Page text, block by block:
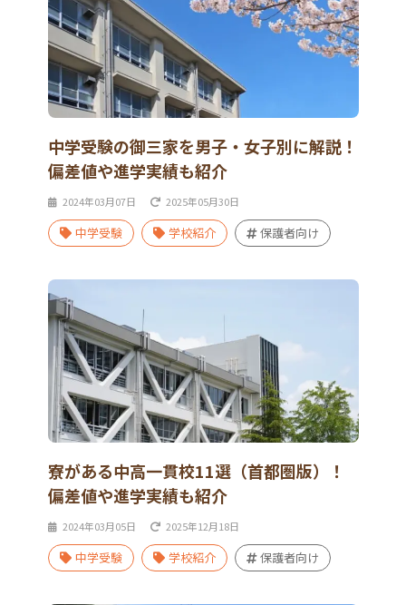
中学受験の御三家を男子・女子別に解説！
偏差値や進学実績も紹介
2024年03月07日 2025年05月30日
中学受験 学校紹介 保護者向け
寮がある中高一貫校11選（首都圏版）！
偏差値や進学実績も紹介
2024年03月05日 2025年12月18日
中学受験 学校紹介 保護者向け